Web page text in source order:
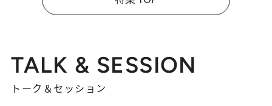
TALK & SESSION
トーク＆セッション